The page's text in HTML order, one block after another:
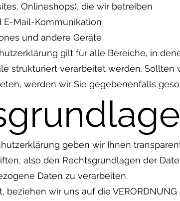
Onlineshops), die wir betreiben
E-Mail-Kommunikation
und andere Geräte
gilt für alle Bereiche, in
strukturiert verarbeitet werden. Sollten
werden wir Sie gegebenenfalls
geben wir Ihnen
also den Rechtsgrundlagen der
Daten zu verarbeiten.
wir uns auf die VERORDNUNG